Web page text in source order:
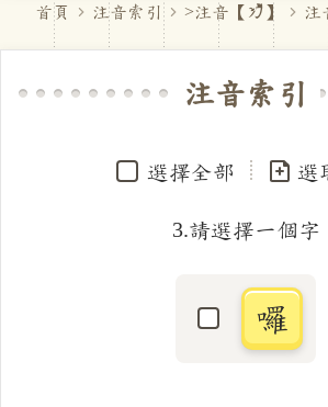
首頁 注音索引 >注音【 ㄌ】 注
注音索引
選擇全部 選
3.請選擇一個字
選取「囉
囉